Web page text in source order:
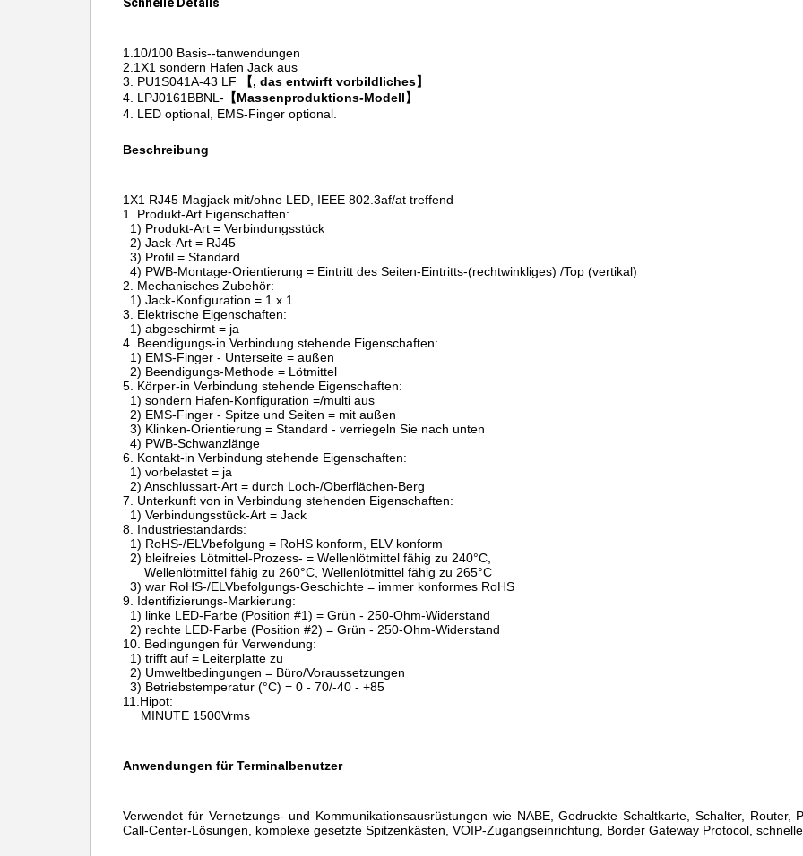
1.10/100 Basis--tanwendungen
2.1X1 sondern Hafen Jack aus
3. PU1S041A-43 LF
【, das entwirft vorbildliches】
4. LPJ0161BBNL- 【Massenproduktions-Modell】
4. LED optional, EMS-Finger optional.
Beschreibung
1X1 RJ45 Magjack mit/ohne LED, IEEE 802.3af/at treffend
1. Produkt-Art Eigenschaften:
1) Produkt-Art = Verbindungsstück
2) Jack-Art = RJ45
3) Profil = Standard
4) PWB-Montage-Orientierung = Eintritt des Seiten-Eintritts-(rechtwinkliges) /Top (vertikal)
2. Mechanisches Zubehör:
1) Jack-Konfiguration = 1 x 1
3. Elektrische Eigenschaften:
1) abgeschirmt = ja
4. Beendigungs-in Verbindung stehende Eigenschaften:
1) EMS-Finger - Unterseite = außen
2) Beendigungs-Methode = Lötmittel
5. Körper-in Verbindung stehende Eigenschaften:
1) sondern Hafen-Konfiguration =/multi aus
2) EMS-Finger - Spitze und Seiten = mit außen
3) Klinken-Orientierung = Standard - verriegeln Sie nach unten
4) PWB-Schwanzlänge
6. Kontakt-in Verbindung stehende Eigenschaften:
1) vorbelastet = ja
2) Anschlussart-Art = durch Loch-/Oberflächen-Berg
7. Unterkunft von in Verbindung stehenden Eigenschaften:
1) Verbindungsstück-Art = Jack
8. Industriestandards:
1) RoHS-/ELVbefolgung = RoHS konform, ELV konform
2) bleifreies Lötmittel-Prozess- = Wellenlötmittel fähig zu 240°C,
Wellenlötmittel fähig zu 260°C, Wellenlötmittel fähig zu 265°C
3) war RoHS-/ELVbefolgungs-Geschichte = immer konformes RoHS
9. Identifizierungs-Markierung:
1) linke LED-Farbe (Position #1) = Grün - 250-Ohm-Widerstand
2) rechte LED-Farbe (Position #2) = Grün - 250-Ohm-Widerstand
10. Bedingungen für Verwendung:
1) trifft auf = Leiterplatte zu
2) Umweltbedingungen = Büro/Voraussetzungen
3) Betriebstemperatur (°C) = 0 - 70/-40 - +85
11.Hipot:
MINUTE 1500Vrms
Anwendungen für Terminalbenutzer
Verwendet für Vernetzungs- und Kommunikationsausrüstungen wie NABE, Gedruckte Schaltkarte, Schalter, Router,
Call-Center-Lösungen, komplexe gesetzte Spitzenkästen, VOIP-Zugangseinrichtung, Border Gateway Protocol,